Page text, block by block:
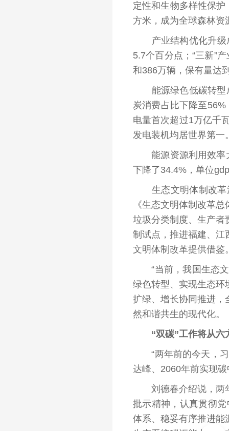
定性和生物多样性保
方米，成为全球森林资
产业结构优化升级成
5.7个百分点；“三新”
和386万辆，保有量达
能源绿色低碳转型成
炭消费占比下降至
电量首次超过1万亿千
发电装机均居世界第一
能源资源利用效率大
下降了34.4%，单位
生态文明体制改革深
《生态文明体制改革
垃圾分类制度、生产者
制试点，推进福建、江
文明体制改革提供借鉴
“当前，我国生态文
绿色转型、实现生态环
扩绿、增长协同推进，
然和谐共生的现代化。
“双碳”工作将从六
“两年前的今天，习
达峰、2060年前实现
刘德春介绍说，两年
批示精神，认真贯彻
体系、稳妥有序推进能